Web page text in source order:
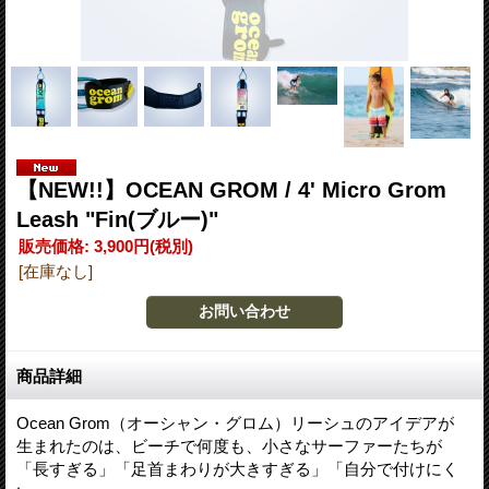
【NEW!!】OCEAN GROM / 4' Micro Grom
Leash "Fin(ブルー)"
販売価格: 3,900円(税別)
[在庫なし]
商品詳細
Ocean Grom（オーシャン・グロム）リーシュのアイデアが
生まれたのは、ビーチで何度も、小さなサーファーたちが
「長すぎる」「足首まわりが大きすぎる」「自分で付けにく